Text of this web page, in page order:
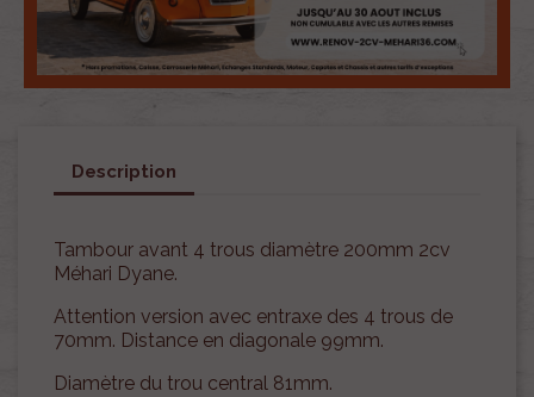
Description
Tambour avant 4 trous diamètre 200mm 2cv
Méhari Dyane.
Attention version avec entraxe des 4 trous de
70mm. Distance en diagonale 99mm.
Diamètre du trou central 81mm.